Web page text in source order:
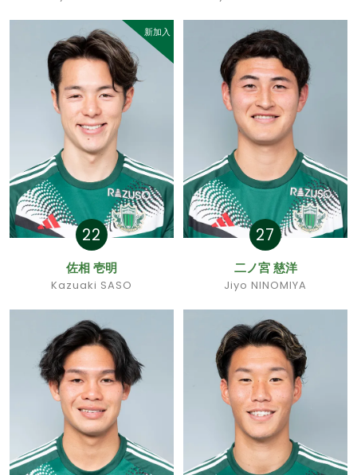
新加入
22
佐相 壱明
Kazuaki SASO
27
二ノ宮 慈洋
Jiyo NINOMIYA